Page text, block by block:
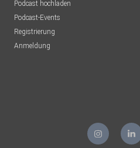
Podcast hochladen
Podcast-Events
Registrierung
Anmeldung